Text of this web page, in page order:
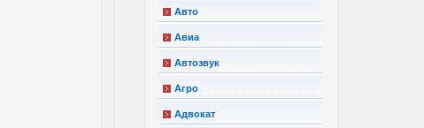
Авто
Авиа
Автозвук
Агро
Адвокат